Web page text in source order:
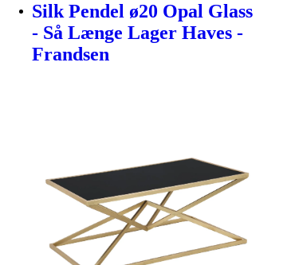
Silk Pendel ø20 Opal Glass
- Så Længe Lager Haves -
Frandsen